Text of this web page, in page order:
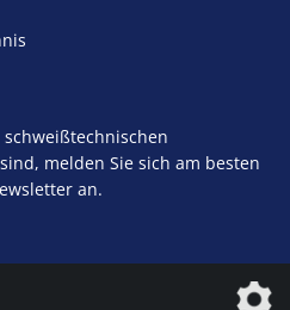
melden Sie sich am besten
an.